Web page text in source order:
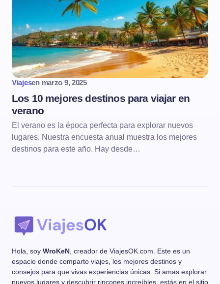
Viajesen marzo 9, 2025
Los 10 mejores destinos para viajar en
verano
El verano es la época perfecta para explorar nuevos
lugares. Nuestra encuesta anual muestra los mejores
destinos para este año. Hay desde…
Hola, soy WroKeN , creador de ViajesOK.com. Este es un
espacio donde comparto viajes, los mejores destinos y
consejos para que vivas experiencias únicas. Si amas explorar
nuevos lugares y descubrir rincones increíbles, estás en el sitio